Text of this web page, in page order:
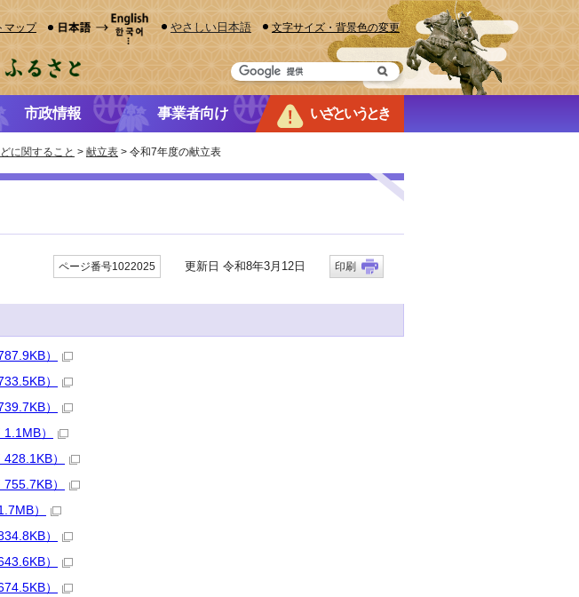
マップ やさしい日本語 文字サイズ・背景色の変更
市政情報 事業者向け いざというとき
に関すること > 献立表 > 令和7年度の献立表
ページ番号1022025 更新日 令和8年3月12日 印刷
）
）
）
）
）
）
）
）
）
）